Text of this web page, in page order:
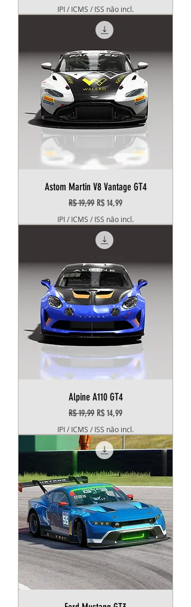
IPI / ICMS / ISS não incl.
Astom Martin V8 Vantage GT4
Preço normal
R$ 19,99 Preço promocional
R$ 14,99
IPI / ICMS / ISS não incl.
Alpine A110 GT4
Preço normal
R$ 19,99 Preço promocional
R$ 14,99
IPI / ICMS / ISS não incl.